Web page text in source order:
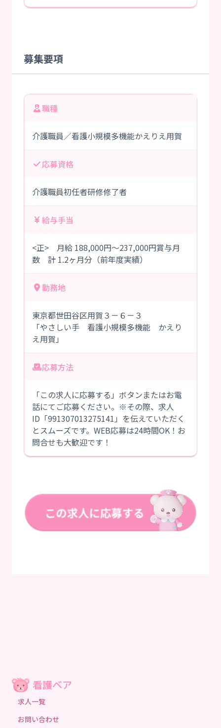
募集要項
職種
介護職員／看護小規模多機能かえりえ用賀
応募資格
介護職員初任者研修修了者
給与手当
<正> 月給 188,000円～237,000円賞与月
数 計 1.2ヶ月分（前年度実績）
勤務地
東京都世田谷区用賀３－６－３
「やさしい手 看護小規模多機能 かえり
え用賀」
応募方法
「この求人に応募する」ボタンまたはお電
話にてご応募ください。※その際、求人
ID「991307013275141」を伝えていただく
とスムーズです。WEB応募は24時間OK！お
問合せも大歓迎です！
求人一覧
お問い合わせ